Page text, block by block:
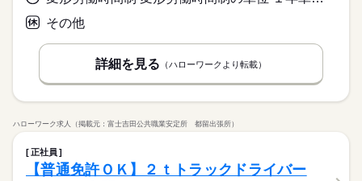
その他
詳細を見る （ハローワークより転載）
ハローワーク求人（掲載元：富士吉田公共職業安定所 都留出張所）
正社員
【普通免許ＯＫ】２ｔトラックドライバー